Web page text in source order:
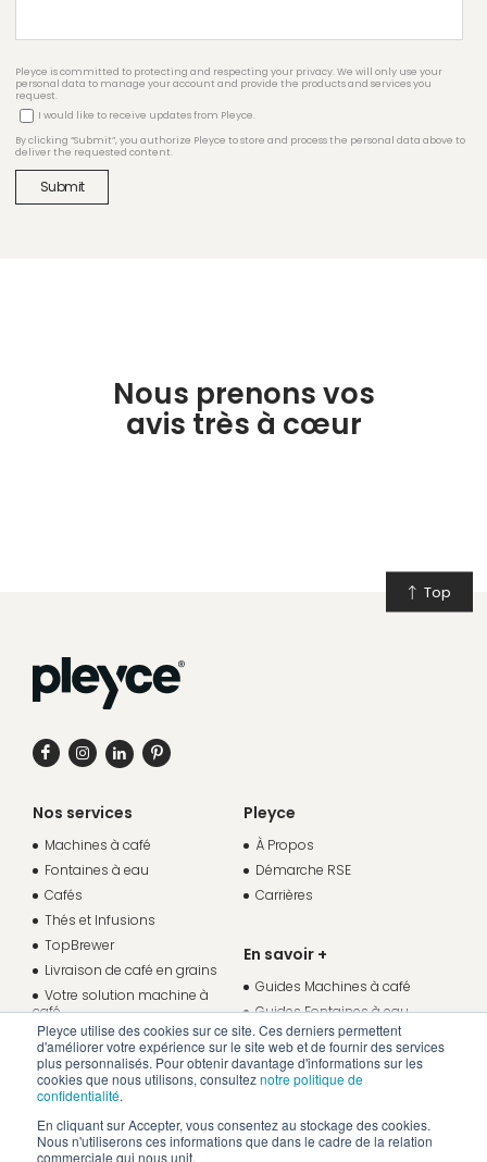
Pleyce utilise des cookies sur ce site. Ces derniers permettent
d'améliorer votre expérience sur le site web et de fournir des services
plus personnalisés. Pour obtenir davantage d'informations sur les
cookies que nous utilisons, consulteznotre politique de
confidentialité.
En cliquant sur Accepter, vous consentez au stockage des cookies.
Nous n'utiliserons ces informations que dans le cadre de la relation
commerciale qui nous unit.
Pleyce is committed to protecting and respecting your privacy. We will only use your
personal data to manage your account and provide the products and services you
request.
I would like to receive updates from Pleyce.
By clicking “Submit”, you authorize Pleyce to store and process the personal data above to
deliver the requested content.
Nous prenons vos
avis très à cœur
Top
Nos services
Machines à café
Fontaines à eau
Cafés
Thés et Infusions
TopBrewer
Livraison de café en grains
Votre solution machine à
café
Votre solution fontaine à eau
Pleyce
À Propos
Démarche RSE
Carrières
En savoir +
Guides Machines à café
Guides Fontaines à eau
Études de cas
Espace client
Nous contacter